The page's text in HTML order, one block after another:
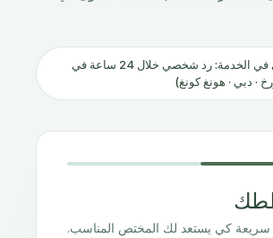
معيار سويسري في الخدمة: رد شخصي خلال 24 ساعة في
· دبي · هونغ كونغ)
سريعة كي يستعد لك المختص المناسب.